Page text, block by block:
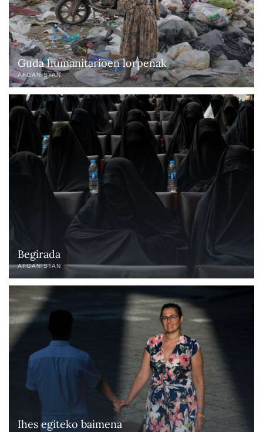
Guda humanitarioen lorpenak
AFGANISTAN
Begirada
AFGANISTAN
Ihes egiteko baimena